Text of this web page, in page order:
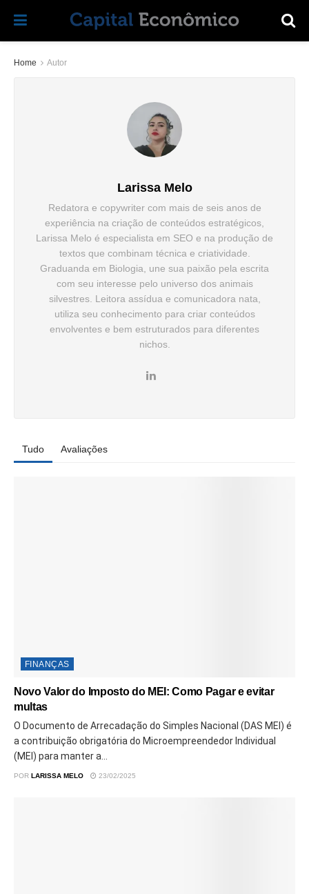
Home Autor
Larissa Melo
Redatora e copywriter com mais de seis anos de
experiência na criação de conteúdos estratégicos,
Larissa Melo é especialista em SEO e na produção de
textos que combinam técnica e criatividade.
Graduanda em Biologia, une sua paixão pela escrita
com seu interesse pelo universo dos animais
silvestres. Leitora assídua e comunicadora nata,
utiliza seu conhecimento para criar conteúdos
envolventes e bem estruturados para diferentes
nichos.
Tudo Avaliações
FINANÇAS
Novo Valor do Imposto do MEI: Como Pagar e evitar
multas
O Documento de Arrecadação do Simples Nacional (DAS MEI) é
a contribuição obrigatória do Microempreendedor Individual
(MEI) para manter a...
POR LARISSA MELO 23/02/2025